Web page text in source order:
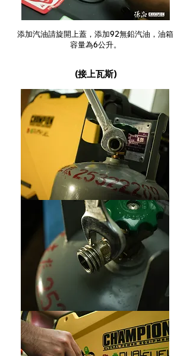
添加汽油請旋開上蓋，添加92無鉛汽油，油箱
容量為6公升。
(接上瓦斯)